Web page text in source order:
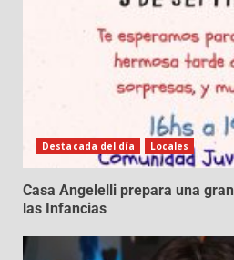
Destacada del día Locales
Casa Angelelli prepara una
las Infancias